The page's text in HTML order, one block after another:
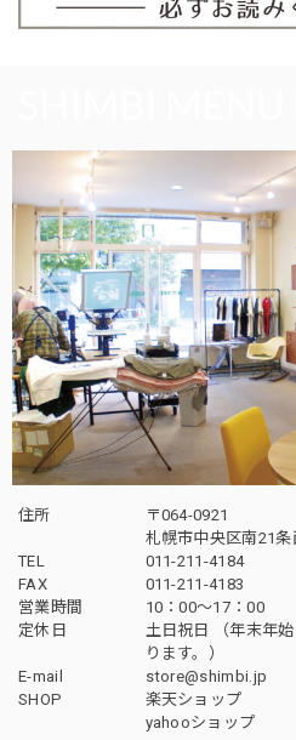
住所
〒064-0921
札幌市中央区南21
TEL
011-211-4184
FAX
011-211-4183
営業時間
10：00〜17：00
定休日
土日祝日 （年末年
ります。）
E-mail
store@shimbi.jp
SHOP
楽天ショップ
yahooショップ